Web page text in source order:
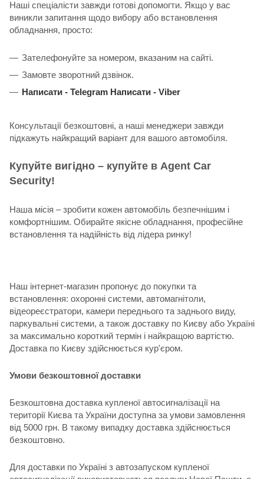
Наші спеціалісти завжди готові допомогти. Якщо у вас
виникли запитання щодо вибору або встановлення
обладнання, просто:
Зателефонуйте за номером, вказаним на сайті.
Замовте зворотний дзвінок.
Написати - Telegram Написати - Viber
Консультації безкоштовні, а наші менеджери завжди
підкажуть найкращий варіант для вашого автомобіля.
Купуйте вигідно – купуйте в Agent Car
Security!
Наша місія – зробити кожен автомобіль безпечнішим і
комфортнішим. Обирайте якісне обладнання, професійне
встановлення та надійність від лідера ринку!
Наш інтернет-магазин пропонує до покупки та
встановлення: охоронні системи, автомагнітоли,
відеореєстратори, камери переднього та заднього виду,
паркувальні системи, а також доставку по Києву або Україні
за максимально короткий термін і найкращою вартістю.
Доставка по Києву здійснюється кур'єром.
Умови безкоштовної доставки
Безкоштовна доставка купленої автосигналізації на
території Києва та України доступна за умови замовлення
від 5000 грн. В такому випадку доставка здійснюється
безкоштовно.
Для доставки по Україні з автозапуском купленої